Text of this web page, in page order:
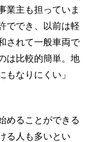
業主も担っていま
ででき、以前は軽
されて一般車両で
は比較的簡単。地
もなりにくい」
めることができる
る人も多いとい